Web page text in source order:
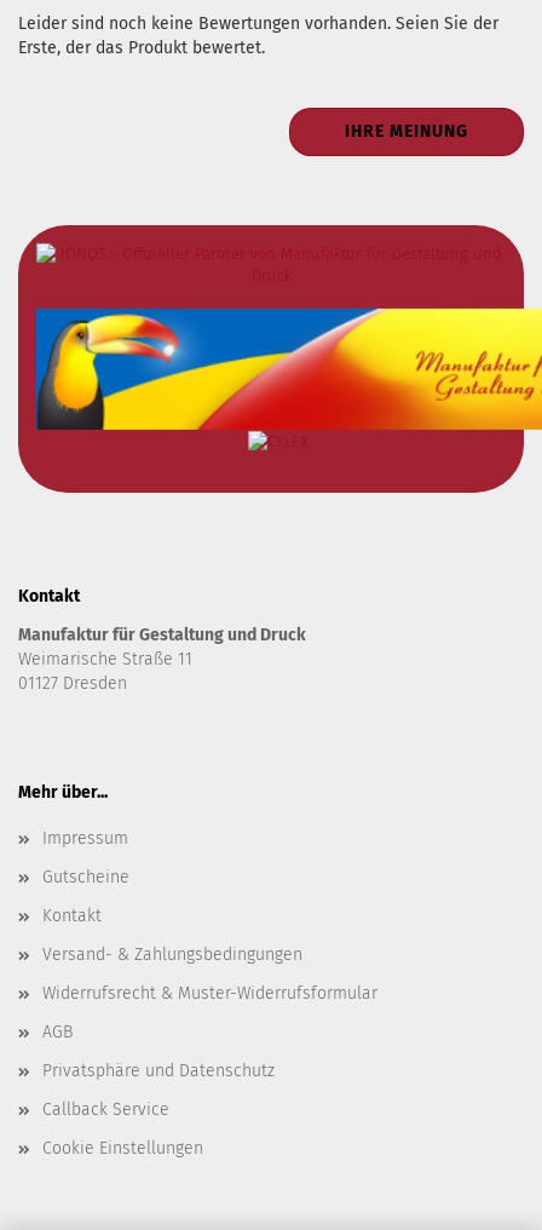
Leider sind noch keine Bewertungen vorhanden. Seien Sie der
Erste, der das Produkt bewertet.
IHRE MEINUNG
Kontakt
Manufaktur für Gestaltung und Druck
Weimarische Straße 11
01127 Dresden
Mehr über...
Impressum
Gutscheine
Kontakt
Versand- & Zahlungsbedingungen
Widerrufsrecht & Muster-Widerrufsformular
AGB
Privatsphäre und Datenschutz
Callback Service
Cookie Einstellungen